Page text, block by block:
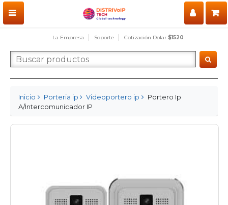
La Empresa Soporte Cotización Dolar $1520
Inicio Porteria ip Videoportero ip
Portero Ip
A/Intercomunicador IP